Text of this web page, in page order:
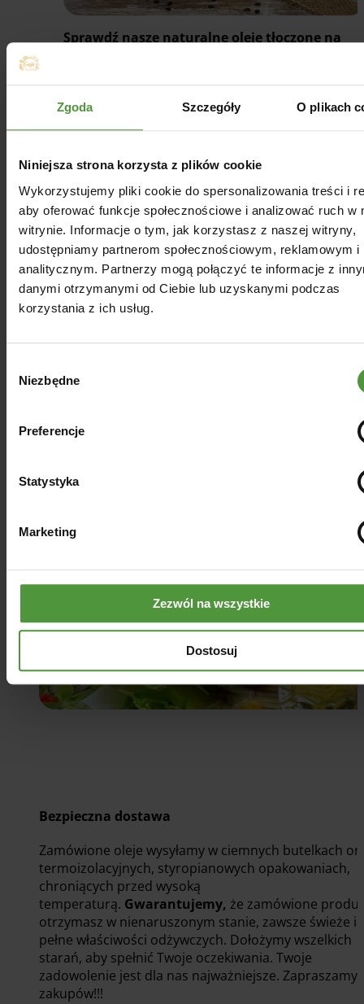
Zgoda Szczegóły O plikach
Niniejsza strona korzysta z plików cookie
Wykorzystujemy pliki cookie do spersonalizowania treści i
aby oferować funkcje społecznościowe i analizować ruch w
witrynie. Informacje o tym, jak korzystasz z naszej witryny,
udostępniamy partnerom społecznościowym, reklamowym i
analitycznym. Partnerzy mogą połączyć te informacje z
danymi otrzymanymi od Ciebie lub uzyskanymi podczas
korzystania z ich usług.
zgody
Niezbędne
Preferencje
Statystyka
Marketing
Zezwól na wszystkie
Dostosuj
Sprawdź nasze naturalne oleje tłoczone na
Zobacz już teraz
Dbanie o jakość jest dla nas najważniejsze, na
etapach. Ziarno, niska temperatura tłoczenia poniżej
stopni, produkt bez żadnych dodatków
konserwantów, opakowanie, dostawa, bezpośredni
kontakt z Wami – to elementy, które staramy się
na najwyższy poziom.
Gwarancja świeżości
Oleje tłoczymy na świeżo, bezpośrednio na Twoje
skarbnicę naturalnych składników odżywczych,
Bezpieczna dostawa
Zamówione oleje wysyłamy w ciemnych butelkach
termoizolacyjnych, styropianowych opakowaniach,
chroniących przed wysoką
temperaturą. Gwarantujemy, że zamówione
otrzymasz w nienaruszonym stanie, zawsze świeże i
pełne właściwości odżywczych. Dołożymy wszelkich
starań, aby spełnić Twoje oczekiwania. Twoje
zadowolenie jest dla nas najważniejsze. Zapraszamy
zakupów!!!